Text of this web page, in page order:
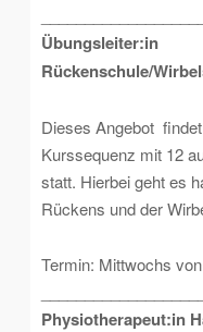
Übungsleiter:in
Rückenschule/
Dieses Angebot
Kurssequenz mit 12
statt. Hierbei geht es
Rückens und der
Termin: Mittwochs
Physiotherapeut:in